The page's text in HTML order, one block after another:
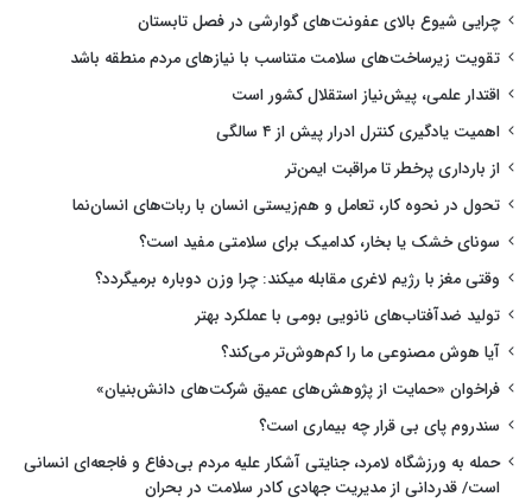
چرایی شیوع بالای عفونت‌های گوارشی در فصل تابستان
تقویت زیرساخت‌های سلامت متناسب با نیازهای مردم منطقه باشد
اقتدار علمی، پیش‌نیاز استقلال کشور است
اهمیت یادگیری کنترل ادرار پیش از ۴ سالگی
از بارداری پرخطر تا مراقبت ایمن‌تر
تحول در نحوه کار، تعامل و هم‌زیستی انسان با ربات‌های انسان‌نما
سونای خشک یا بخار، کدامیک برای سلامتی مفید است؟
وقتی مغز با رژیم لاغری مقابله میکند: چرا وزن دوباره برمیگردد؟
تولید ضدآفتاب‌های نانویی بومی با عملکرد بهتر
آیا هوش مصنوعی ما را کم‌هوش‌تر می‌کند؟
فراخوان «حمایت از پژوهش‌های عمیق شرکت‌های دانش‌بنیان»
سندروم پای بی قرار چه بیماری است؟
حمله به ورزشگاه لامرد، جنایتی آشکار علیه مردم بی‌دفاع و فاجعه‌ای انسانی
است/ قدردانی از مدیریت جهادی کادر سلامت در بحران